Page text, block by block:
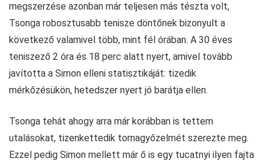
megszerzése azonban már teljesen más tészta volt,
Tsonga robosztusabb tenisze döntőnek bizonyult a
következő valamivel több, mint fél órában. A 30 éves
teniszező 2 óra és 18 perc alatt nyert, amivel tovább
javította a Simon elleni statisztikáját: tizedik
mérkőzésükön, hetedszer nyert jó barátja ellen.
Tsonga tehát ahogy arra már korábban is tettem
utalásokat, tizenkettedik tornagyőzelmét szerezte meg.
Ezzel pedig Simon mellett már ő is egy tucatnyi ilyen fajta